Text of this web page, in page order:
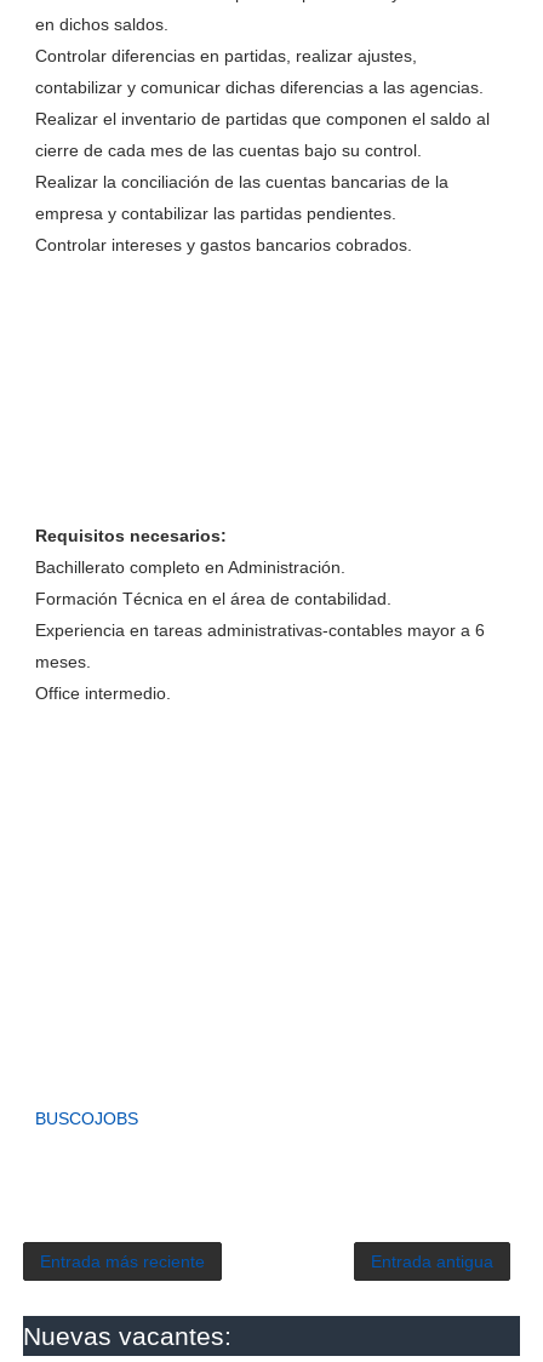
en dichos saldos.
Controlar diferencias en partidas, realizar ajustes,
contabilizar y comunicar dichas diferencias a las agencias.
Realizar el inventario de partidas que componen el saldo al
cierre de cada mes de las cuentas bajo su control.
Realizar la conciliación de las cuentas bancarias de la
empresa y contabilizar las partidas pendientes.
Controlar intereses y gastos bancarios cobrados.
Requisitos necesarios:
Bachillerato completo en Administración.
Formación Técnica en el área de contabilidad.
Experiencia en tareas administrativas-contables mayor a 6
meses.
Office intermedio.
BUSCOJOBS
Entrada más reciente Entrada antigua
Nuevas vacantes: